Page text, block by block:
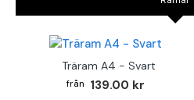
Träram A4 - Svart
139.00 kr